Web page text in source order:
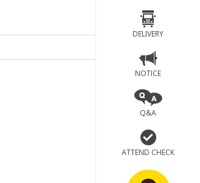
DELIVERY
NOTICE
Q&A
ATTEND CHECK